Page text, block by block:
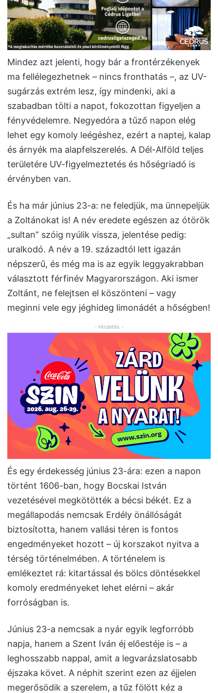
Mindez azt jelenti, hogy bár a frontérzékenyek
ma fellélegezhetnek – nincs fronthatás –, az UV-
sugárzás extrém lesz, így mindenki, aki a
szabadban tölti a napot, fokozottan figyeljen a
fényvédelemre. Negyedóra a tűző napon elég
lehet egy komoly leégéshez, ezért a naptej, kalap
és árnyék ma alapfelszerelés. A Dél-Alföld teljes
területére UV-figyelmeztetés és hőségriadó is
érvényben van.
És ha már június 23-a: ne feledjük, ma ünnepeljük
a Zoltánokat is! A név eredete egészen az ótörök
„sultan” szóig nyúlik vissza, jelentése pedig:
uralkodó. A név a 19. századtól lett igazán
népszerű, és még ma is az egyik leggyakrabban
választott férfinév Magyarországon. Aki ismer
Zoltánt, ne felejtsen el köszönteni – vagy
meginni vele egy jéghideg limonádét a hőségben!
- Hirdetés -
És egy érdekesség június 23-ára: ezen a napon
történt 1606-ban, hogy Bocskai István
vezetésével megkötötték a bécsi békét. Ez a
megállapodás nemcsak Erdély önállóságát
biztosította, hanem vallási téren is fontos
engedményeket hozott – új korszakot nyitva a
térség történelmében. A történelem is
emlékeztet rá: kitartással és bölcs döntésekkel
komoly eredményeket lehet elérni – akár
forróságban is.
Június 23-a nemcsak a nyár egyik legforróbb
napja, hanem a Szent Iván éj előestéje is – a
leghosszabb nappal, amit a legvarázslatosabb
éjszaka követ. A néphit szerint ezen az éjjelen
megerősödik a szerelem, a tűz fölött kéz a